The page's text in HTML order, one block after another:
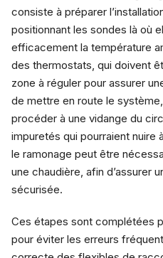
consiste à préparer
positionnant les sondes là où
efficacement la température
des thermostats, qui doivent
zone à réguler pour assurer
de mettre en route le
procéder à une vidange du
impuretés qui pourraient nuire
le ramonage peut être
une chaudière, afin d’assurer
sécurisée.
Ces étapes sont complétées
pour éviter les erreurs